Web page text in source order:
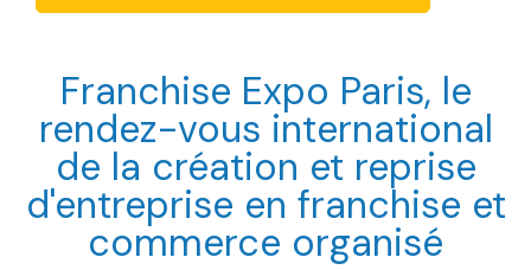
Franchise Expo Paris, le
rendez-vous international
de la création et reprise
d'entreprise en franchise et
commerce organisé